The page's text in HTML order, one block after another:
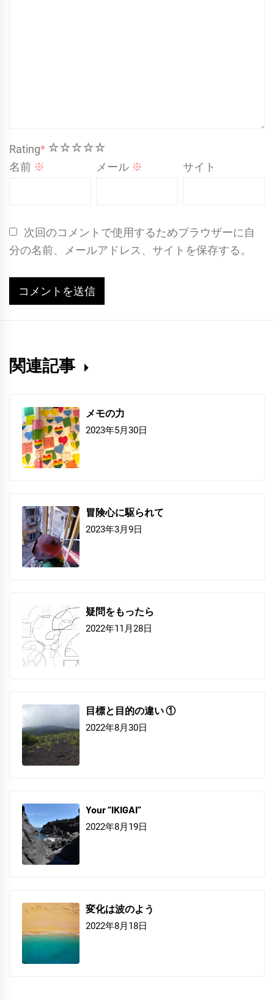
Rating* 5
4
3
2
1
名前 ※ メール ※ サイト
次回のコメントで使用するためブラウザーに自
分の名前、メールアドレス、サイトを保存する。
関連記事
メモの力
2023年5月30日
冒険心に駆られて
2023年3月9日
疑問をもったら
2022年11月28日
目標と目的の違い ①
2022年8月30日
Your “IKIGAI”
2022年8月19日
変化は波のよう
2022年8月18日